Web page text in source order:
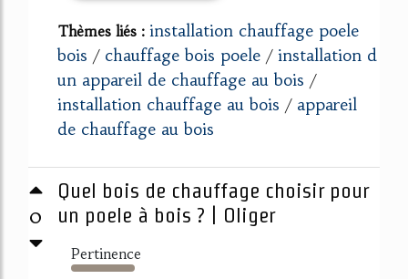
Thèmes liés : installation chauffage poele
bois / chauffage bois poele / installation d
un appareil de chauffage au bois /
installation chauffage au bois / appareil
de chauffage au bois
0
Quel bois de chauffage choisir pour
un poele à bois ? | Oliger
Pertinence
314%